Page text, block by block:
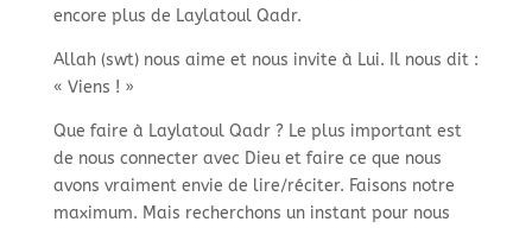
encore plus de Laylatoul Qadr.
Allah (swt) nous aime et nous invite à Lui. Il nous dit :
« Viens ! »
Que faire à Laylatoul Qadr ? Le plus important est
de nous connecter avec Dieu et faire ce que nous
avons vraiment envie de lire/réciter. Faisons notre
maximum. Mais recherchons un instant pour nous